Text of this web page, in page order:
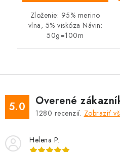
Zloženie: 95% merino
vlna, 5% viskóza Návin:
50g=100m
5.0 Overené
1280 recenzií. Zobraziť
Helena P.